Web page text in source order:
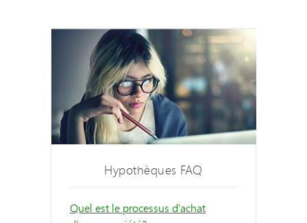
Hypothèques FAQ
Quel est le processus d’achat